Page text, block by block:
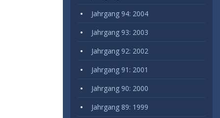
Jahrgang 94: 2004
Jahrgang 93: 2003
Jahrgang 92: 2002
Jahrgang 91: 2001
Jahrgang 90: 2000
Jahrgang 89: 1999